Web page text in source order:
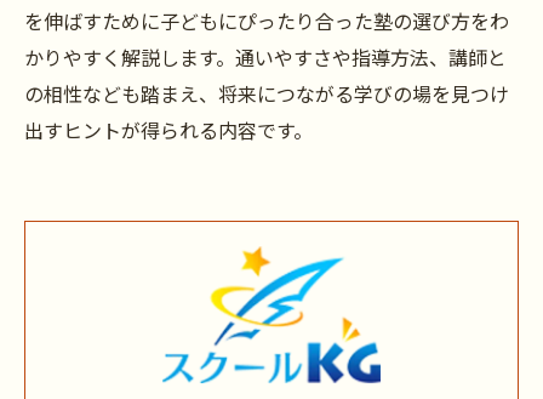
を伸ばすために子どもにぴったり合った塾の選び方をわ
かりやすく解説します。通いやすさや指導方法、講師と
の相性なども踏まえ、将来につながる学びの場を見つけ
出すヒントが得られる内容です。